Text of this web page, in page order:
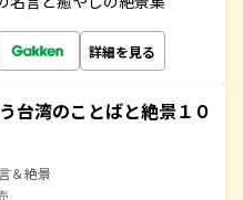
詳細を見る
台湾のことばと絶景１０
＆絶景